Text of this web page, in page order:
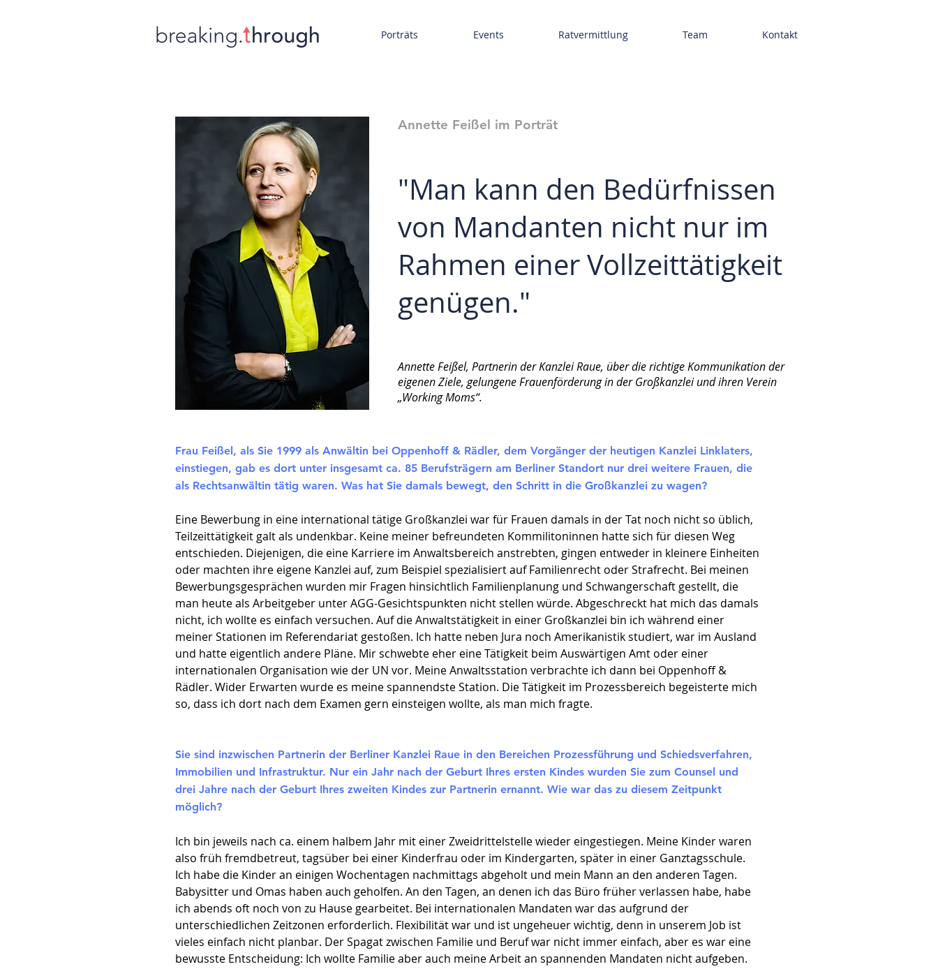
Porträts Events Ratvermittlung Team Kontakt
Annette Feißel im Porträt
"Man kann den Bedürfnissen
von Mandanten nicht nur im
Rahmen einer Vollzeittätigkeit
genügen."
Annette Feißel, Partnerin der Kanzlei Raue, über die richtige Kommunikation der
eigenen Ziele, gelungene Frauenförderung in der Großkanzlei und ihren Verein
„Working Moms“.
Frau Feißel, als Sie 1999 als Anwältin bei Oppenhoff & Rädler, dem Vorgänger der heutigen Kanzlei Linklaters,
einstiegen, gab es dort unter insgesamt ca. 85 Berufsträgern am Berliner Standort nur drei weitere Frauen, die
als Rechtsanwältin tätig waren. Was hat Sie damals bewegt, den Schritt in die Großkanzlei zu wagen?
Eine Bewerbung in eine international tätige Großkanzlei war für Frauen damals in der Tat noch nicht so üblich,
Teilzeittätigkeit galt als undenkbar. Keine meiner befreundeten Kommilitoninnen hatte sich für diesen Weg
entschieden. Diejenigen, die eine Karriere im Anwaltsbereich anstrebten, gingen entweder in kleinere Einheiten
oder machten ihre eigene Kanzlei auf, zum Beispiel spezialisiert auf Familienrecht oder Strafrecht. Bei meinen
Bewerbungsgesprächen wurden mir Fragen hinsichtlich Familienplanung und Schwangerschaft gestellt, die
man heute als Arbeitgeber unter AGG-Gesichtspunkten nicht stellen würde. Abgeschreckt hat mich das damals
nicht, ich wollte es einfach versuchen. Auf die Anwaltstätigkeit in einer Großkanzlei bin ich während einer
meiner Stationen im Referendariat gestoßen. Ich hatte neben Jura noch Amerikanistik studiert, war im Ausland
und hatte eigentlich andere Pläne. Mir schwebte eher eine Tätigkeit beim Auswärtigen Amt oder einer
internationalen Organisation wie der UN vor. Meine Anwaltsstation verbrachte ich dann bei Oppenhoff &
Rädler. Wider Erwarten wurde es meine spannendste Station. Die Tätigkeit im Prozessbereich begeisterte mich
so, dass ich dort nach dem Examen gern einsteigen wollte, als man mich fragte.
Sie sind inzwischen Partnerin der Berliner Kanzlei Raue in den Bereichen Prozessführung und Schiedsverfahren,
Immobilien und Infrastruktur. Nur ein Jahr nach der Geburt Ihres ersten Kindes wurden Sie zum Counsel und
drei Jahre nach der Geburt Ihres zweiten Kindes zur Partnerin ernannt. Wie war das zu diesem Zeitpunkt
möglich?
Ich bin jeweils nach ca. einem halbem Jahr mit einer Zweidrittelstelle wieder eingestiegen. Meine Kinder waren
also früh fremdbetreut, tagsüber bei einer Kinderfrau oder im Kindergarten, später in einer Ganztagsschule.
Ich habe die Kinder an einigen Wochentagen nachmittags abgeholt und mein Mann an den anderen Tagen.
Babysitter und Omas haben auch geholfen. An den Tagen, an denen ich das Büro früher verlassen habe, habe
ich abends oft noch von zu Hause gearbeitet. Bei internationalen Mandaten war das aufgrund der
unterschiedlichen Zeitzonen erforderlich. Flexibilität war und ist ungeheuer wichtig, denn in unserem Job ist
vieles einfach nicht planbar. Der Spagat zwischen Familie und Beruf war nicht immer einfach, aber es war eine
bewusste Entscheidung: Ich wollte Familie aber auch meine Arbeit an spannenden Mandaten nicht aufgeben.